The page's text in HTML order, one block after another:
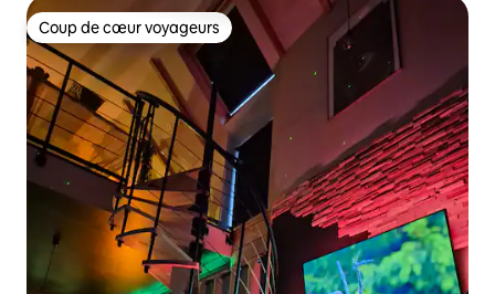
Coup de cœur voyageurs
Coup de cœur voyageurs